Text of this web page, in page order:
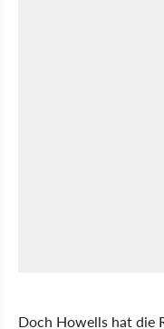
Doch Howells hat die